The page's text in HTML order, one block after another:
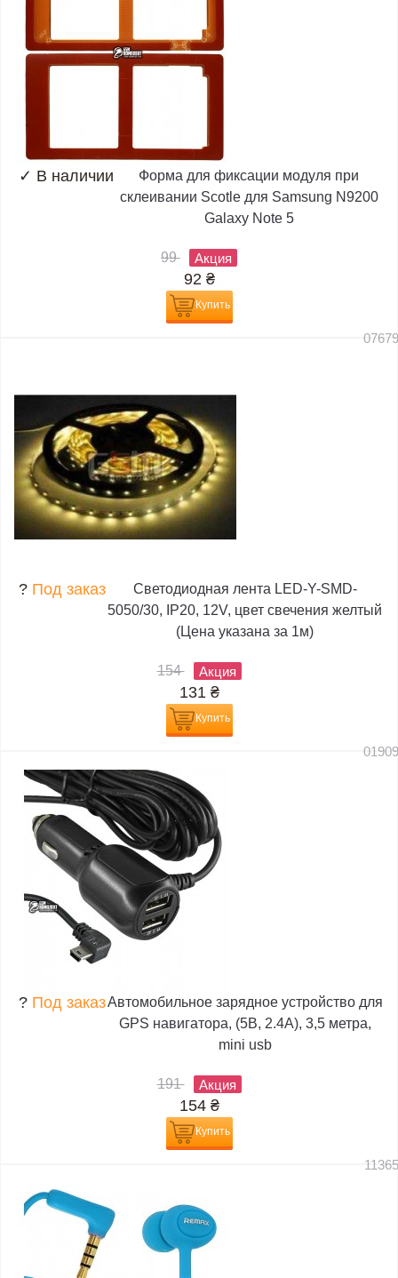
✓ В наличии
Форма для фиксации модуля при
склеивании Scotle для Samsung N9200
Galaxy Note 5
99 Акция
92 ₴
Купить
? Под заказ
Светодиодная лента LED-Y-SMD-
5050/30, IP20, 12V, цвет свечения желтый
(Цена указана за 1м)
154 Акция
131 ₴
Купить
? Под заказАвтомобильное зарядное устройство для
GPS навигатора, (5В, 2.4А), 3,5 метра,
mini usb
191 Акция
154 ₴
Купить